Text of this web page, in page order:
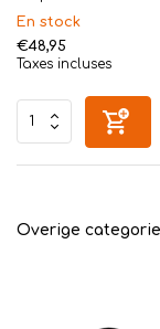
En stock
€48,95
Taxes incluses
Overige